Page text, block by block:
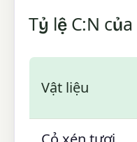
Tỷ lệ C:N
Vật liệu